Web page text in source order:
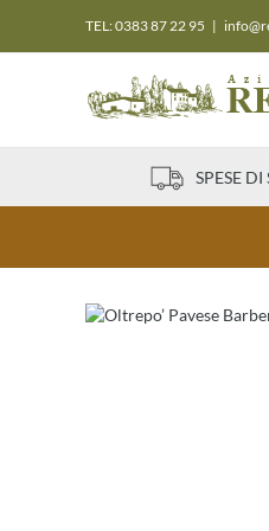
contenuto
TEL: 0383 87 22 95 |
SPESE